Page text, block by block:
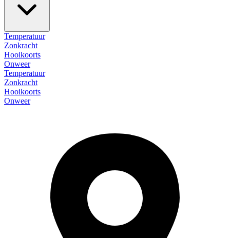
Temperatuur
Zonkracht
Hooikoorts
Onweer
Temperatuur
Zonkracht
Hooikoorts
Onweer